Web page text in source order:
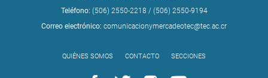
Teléfono: (506) 2550-2218 / (506) 2550-9194
Correo electrónico: comunicacionymercadeotec@tec.ac.cr
QUIÉNES SOMOS CONTACTO SECCIONES